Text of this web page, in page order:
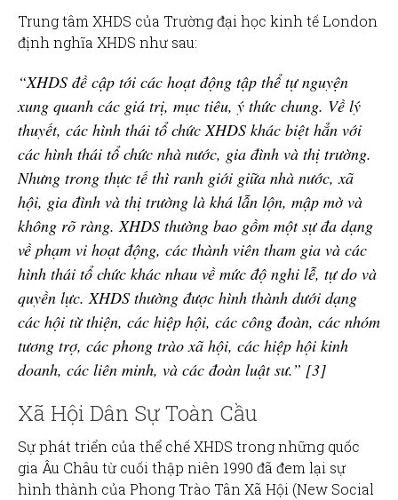
Trung tâm XHDS của Trường đại học kinh tế London
định nghĩa XHDS như sau:
“XHDS đề cập tới các hoạt động tập thể tự nguyện
xung quanh các giá trị, mục tiêu, ý thức chung. Về lý
thuyết, các hình thái tổ chức XHDS khác biệt hẳn với
các hình thái tổ chức nhà nước, gia đình và thị trường.
Nhưng trong thực tế thì ranh giới giữa nhà nước, xã
hội, gia đình và thị trường là khá lẫn lộn, mập mờ và
không rõ ràng. XHDS thường bao gồm một sự đa dạng
về phạm vi hoạt động, các thành viên tham gia và các
hình thái tổ chức khác nhau về mức độ nghi lễ, tự do và
quyền lực. XHDS thường được hình thành dưới dạng
các hội từ thiện, các hiệp hội, các công đoàn, các nhóm
tương trợ, các phong trào xã hội, các hiệp hội kinh
doanh, các liên minh, và các đoàn luật sư.” [3]
Xã Hội Dân Sự Toàn Cầu
Sự phát triển của thể chế XHDS trong những quốc
gia Âu Châu từ cuối thập niên 1990 đã đem lại sự
hình thành của Phong Trào Tân Xã Hội (New Social